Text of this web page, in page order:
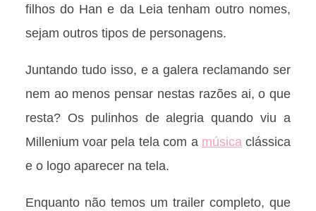
filhos do Han e da Leia tenham outro nomes,
sejam outros tipos de personagens.
Juntando tudo isso, e a galera reclamando ser
nem ao menos pensar nestas razões ai, o que
resta? Os pulinhos de alegria quando viu a
Millenium voar pela tela com a músicaclássica
e o logo aparecer na tela.
Enquanto não temos um trailer completo, que